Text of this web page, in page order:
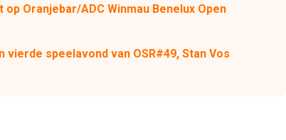
Oranjebar/ADC Winmau Benelux Open
vierde speelavond van OSR#49, Stan Vos